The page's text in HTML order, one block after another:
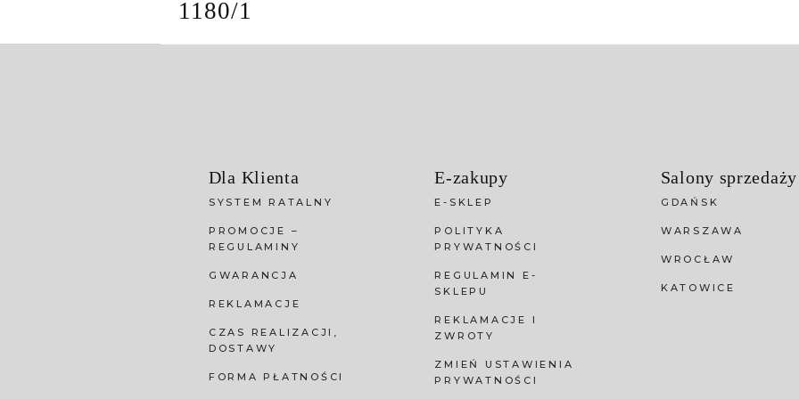
1180/1
Dla Klienta
SYSTEM RATALNY
PROMOCJE –
REGULAMINY
GWARANCJA
REKLAMACJE
CZAS REALIZACJI,
DOSTAWY
FORMA PŁATNOŚCI
E-zakupy
E-SKLEP
POLITYKA
PRYWATNOŚCI
REGULAMIN E-
SKLEPU
REKLAMACJE I
ZWROTY
ZMIEŃ USTAWIENIA
PRYWATNOŚCI
Salony sprzedaży
GDAŃSK
WARSZAWA
WROCŁAW
KATOWICE